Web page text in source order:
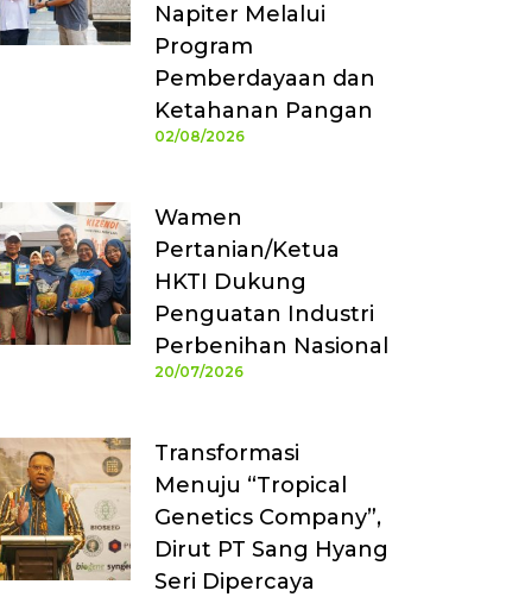
Napiter Melalui
Program
Pemberdayaan dan
Ketahanan Pangan
02/08/2026
Wamen
Pertanian/Ketua
HKTI Dukung
Penguatan Industri
Perbenihan Nasional
20/07/2026
Transformasi
Menuju “Tropical
Genetics Company”,
Dirut PT Sang Hyang
Seri Dipercaya